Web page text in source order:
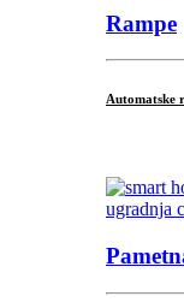
Rampe
Automatske